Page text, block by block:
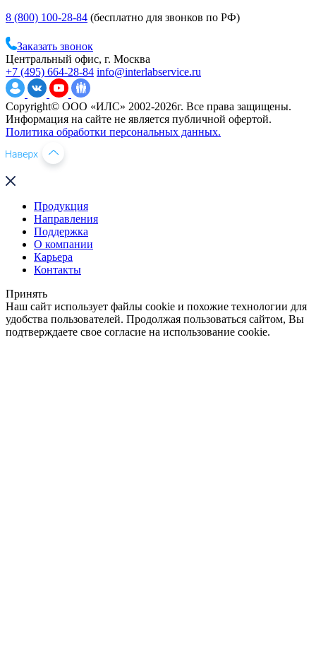
8 (800) 100-28-84 (бесплатно для звонков по РФ)
Заказать звонок
Центральный офис, г. Москва
+7 (495) 664-28-84 info@interlabservice.ru
Copyright© ООО «ИЛС» 2002-2026г. Все права защищены.
Информация на сайте не является публичной офертой.
Политика обработки персональных данных.
Продукция
Направления
Поддержка
О компании
Карьера
Контакты
Принять
Наш сайт использует файлы cookie и похожие технологии для
удобства пользователей. Продолжая пользоваться сайтом, Вы
подтверждаете свое согласие на использование cookie.